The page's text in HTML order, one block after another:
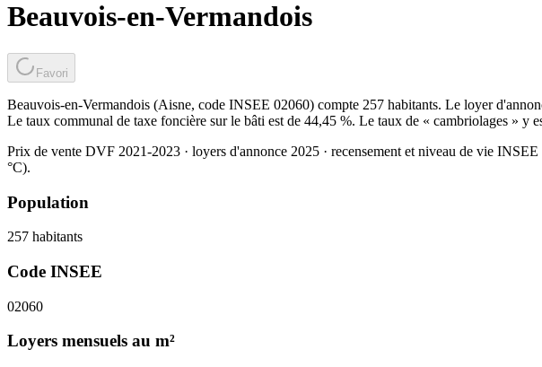
Beauvois-en-Vermandois
Favori
Beauvois-en-Vermandois (Aisne, code INSEE 02060) compte 257 habitants. Le loyer
Le taux communal de taxe foncière sur le bâti est de 44,45 %. Le taux de « cambriolages » y
Prix de vente DVF 2021-2023 · loyers d'annonce 2025 · recensement et niveau de vie INSEE
°C).
Population
257 habitants
Code INSEE
02060
Loyers mensuels au m²